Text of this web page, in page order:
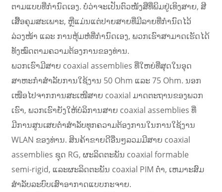
ຕາມແບບທີ່ກຳນົດເອງ. ບໍ່ວ່າຈະເປັນຕົວໜັງສືທີ່ພິມຢູ່ເທິງສາຍ, ສີ
ເສື້ອຄຸມສະເພາະ, ຫຼືແມ່ນແຕ່ປາຍສາຍທີ່ມີລາຍທີ່ກຳນົດໄວ້
ລ່ວງໜ້າ ແລະ ການຫຸ້ມຫໍ່ທີ່ກຳນົດເອງ, ພວກເຮົາສາມາດເຮັດໄດ້
ທັງໝົດຕາມຄວາມຕ້ອງການຂອງທ່ານ.
ພວກເຮົາມີສາຍ coaxial assemblies ທີ່ໃຫຍ່ທີ່ສຸດໃນອຸດ
ສາຫະກໍາສໍາລັບການໃຊ້ງານ 50 Ohm ແລະ 75 Ohm. ນອກ
ເໜືອໄປຈາກການສະເໜີສາຍ coaxial ມາດຕະຖານຂອງພວກ
ເຮົາ, ພວກເຮົາຍັງໃຫ້ບໍລິການສາຍ coaxial assemblies ທີ່
ມີການສູນເສຍຕ່ໍາສໍາລັບທຸກຄວາມຕ້ອງການໃນການໃຊ້ງານ
WLAN ຂອງທ່ານ. ສິນຄ້າຂາຍດີອື່ນໆລວມມີສາຍ coaxial
assemblies ຊຸດ RG, ຜະລິດຕະພັນ coaxial formable
semi-rigid, ແລະຜະລິດຕະພັນ coaxial PIM ຕ່ໍາ, ເຫມາະສົມ
ສໍາລັບລະບົບເສົາອາກາດແບບກະຈາຍ.